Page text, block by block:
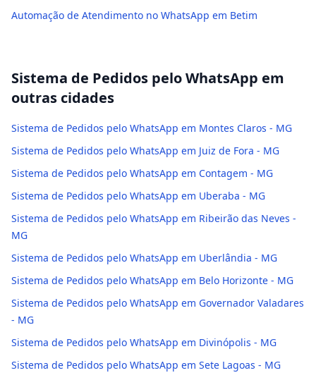
Automação de Atendimento no WhatsApp em Betim
Sistema de Pedidos pelo WhatsApp em
outras cidades
Sistema de Pedidos pelo WhatsApp em Montes Claros - MG
Sistema de Pedidos pelo WhatsApp em Juiz de Fora - MG
Sistema de Pedidos pelo WhatsApp em Contagem - MG
Sistema de Pedidos pelo WhatsApp em Uberaba - MG
Sistema de Pedidos pelo WhatsApp em Ribeirão das Neves -
MG
Sistema de Pedidos pelo WhatsApp em Uberlândia - MG
Sistema de Pedidos pelo WhatsApp em Belo Horizonte - MG
Sistema de Pedidos pelo WhatsApp em Governador Valadares
- MG
Sistema de Pedidos pelo WhatsApp em Divinópolis - MG
Sistema de Pedidos pelo WhatsApp em Sete Lagoas - MG